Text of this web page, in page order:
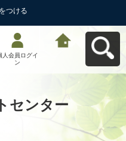
つける
人会員ログイ
ン
センター